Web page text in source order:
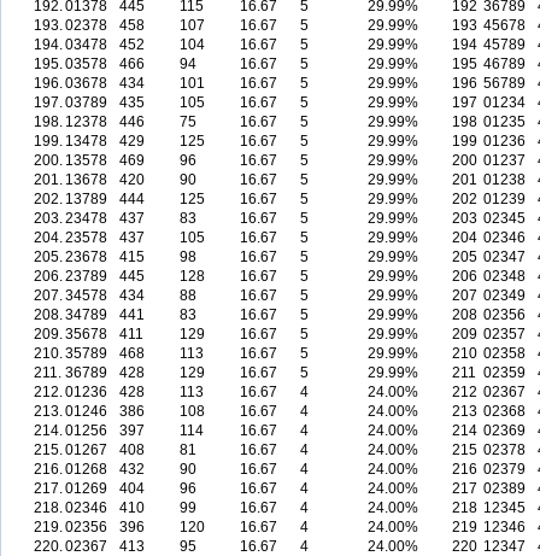
192.01378 445 115 16.67 5
29.99%
193.02378 458 107 16.67 5
29.99%
194.03478 452 104 16.67 5
29.99%
195.03578 466 94 16.67 5
29.99%
196.03678 434 101 16.67 5
29.99%
197.03789 435 105 16.67 5
29.99%
198. 12378 446 75 16.67 5
29.99%
199. 13478 429 125 16.67 5
29.99%
200. 13578 469 96 16.67 5
29.99%
201. 13678 420 90 16.67 5
29.99%
202. 13789 444 125 16.67 5
29.99%
203.23478 437 83 16.67 5
29.99%
204.23578 437 105 16.67 5
29.99%
205.23678 415 98 16.67 5
29.99%
206.23789 445 128 16.67 5
29.99%
207.34578 434 88 16.67 5
29.99%
208.34789 441 83 16.67 5
29.99%
209.35678 411 129 16.67 5
29.99%
210.35789 468 113 16.67 5
29.99%
211. 36789 428 129 16.67 5
29.99%
212.01236 428 113 16.67 4
24.00%
213.01246 386 108 16.67 4
24.00%
214.01256 397 114 16.67 4
24.00%
215.01267 408 81 16.67 4
24.00%
216.01268 432 90 16.67 4
24.00%
217.01269 404 96 16.67 4
24.00%
218.02346 410 99 16.67 4
24.00%
219.02356 396 120 16.67 4
24.00%
220.02367 413 95 16.67 4
24.00%
192 36789
193 45678
194 45789
195 46789
196 56789
197 01234
198 01235
199 01236
200 01237
201 01238
202 01239
203 02345
204 02346
205 02347
206 02348
207 02349
208 02356
209 02357
210 02358
211 02359
212 02367
213 02368
214 02369
215 02378
216 02379
217 02389
218 12345
219 12346
220 12347